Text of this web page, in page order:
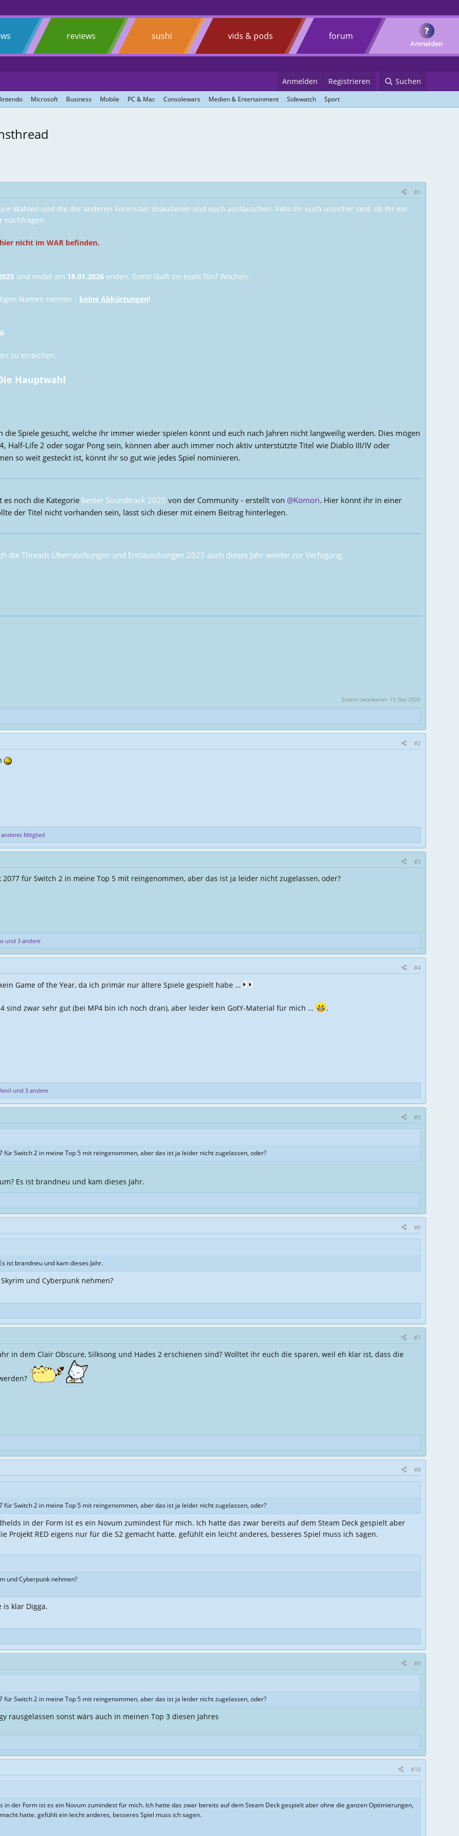
reviews sushi vids & pods forum
Anmelden
?
Anmelden Registrieren Suchen
Microsoft Business Mobile PC & Mac Consolewars Medien & Entertainment Sidewatch Sport
#1
Wahlen und die der anderen Forenuser diskutieren und euch austauschen. Falls ihr euch unsicher seid, ob ihr ein
nachfragen.
nicht im WAR befinden.
und endet am 18.01.2026 enden. Somit läuft sie exakt fünf Wochen.
Namen nennen - keine Abkürzungen!
zu erreichen:
Hauptwahl
die Spiele gesucht, welche ihr immer wieder spielen könnt und euch nach Jahren nicht langweilig werden. Dies mögen
Half-Life 2 oder sogar Pong sein, können aber auch immer noch aktiv unterstützte Titel wie Diablo III/IV oder
so weit gesteckt ist, könnt ihr so gut wie jedes Spiel nominieren.
noch die Kategorie bester Soundtrack 2025 von der Community - erstellt von @Komori. Hier könnt ihr in einer
der Titel nicht vorhanden sein, lässt sich dieser mit einem Beitrag hinterlegen.
die Threads Überraschungen und Enttäuschungen 2025 auch dieses Jahr wieder zur Verfügung.
Zuletzt bearbeitet: 15 Dez 2025
#2
Mitglied
#3
für Switch 2 in meine Top 5 mit reingenommen, aber das ist ja leider nicht zugelassen, oder?
und 3 andere
#4
Game of the Year, da ich primär nur ältere Spiele gespielt habe …
sind zwar sehr gut (bei MP4 bin ich noch dran), aber leider kein GotY-Material für mich … .
und 3 andere
#5
für Switch 2 in meine Top 5 mit reingenommen, aber das ist ja leider nicht zugelassen, oder?
Es ist brandneu und kam dieses Jahr.
#6
ist brandneu und kam dieses Jahr.
und Cyberpunk nehmen?
#7
in dem Clair Obscure, Silksong und Hades 2 erschienen sind? Wolltet ihr euch die sparen, weil eh klar ist, dass die
#8
für Switch 2 in meine Top 5 mit reingenommen, aber das ist ja leider nicht zugelassen, oder?
in der Form ist es ein Novum zumindest für mich. Ich hatte das zwar bereits auf dem Steam Deck gespielt aber
Projekt RED eigens nur für die S2 gemacht hatte. gefühlt ein leicht anderes, besseres Spiel muss ich sagen.
und Cyberpunk nehmen?
klar Digga.
#9
für Switch 2 in meine Top 5 mit reingenommen, aber das ist ja leider nicht zugelassen, oder?
rausgelassen sonst wärs auch in meinen Top 3 diesen Jahres
#10
in der Form ist es ein Novum zumindest für mich. Ich hatte das zwar bereits auf dem Steam Deck gespielt aber ohne die ganzen Optimierungen,
hatte. gefühlt ein leicht anderes, besseres Spiel muss ich sagen.